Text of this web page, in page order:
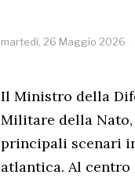
martedì, 26 Maggio 2026
Il Ministro della
Militare della Nato,
principali scenari
atlantica. Al